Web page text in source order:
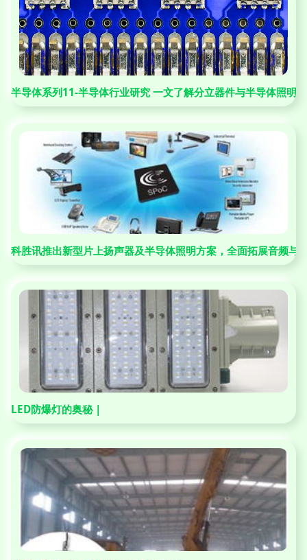
半导体系列11-半导体行业研究 一文了解分立器件与半导体照明
科胜讯推出新型片上扬声器及半导体照明方案，全面拓展音频与
LED防爆灯的奥秘 |